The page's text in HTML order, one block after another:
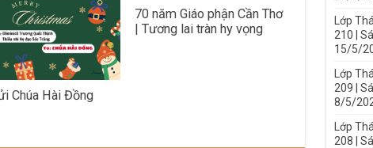
Chúa Hài Đồng
70 năm Giáo phận Cần Thơ
| Tương lai tràn hy vọng
Lớp
210 |
15/5/
Lớp
209 |
8/5/
Lớp
208 |